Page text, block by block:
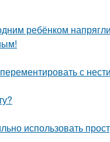
ребёнком
с
использовать